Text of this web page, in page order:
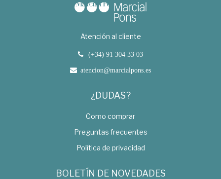
Atención al cliente
(+34) 91 304 33 03
atencion@marcialpons.es
¿DUDAS?
Como comprar
Preguntas frecuentes
Política de privacidad
BOLETÍN DE NOVEDADES